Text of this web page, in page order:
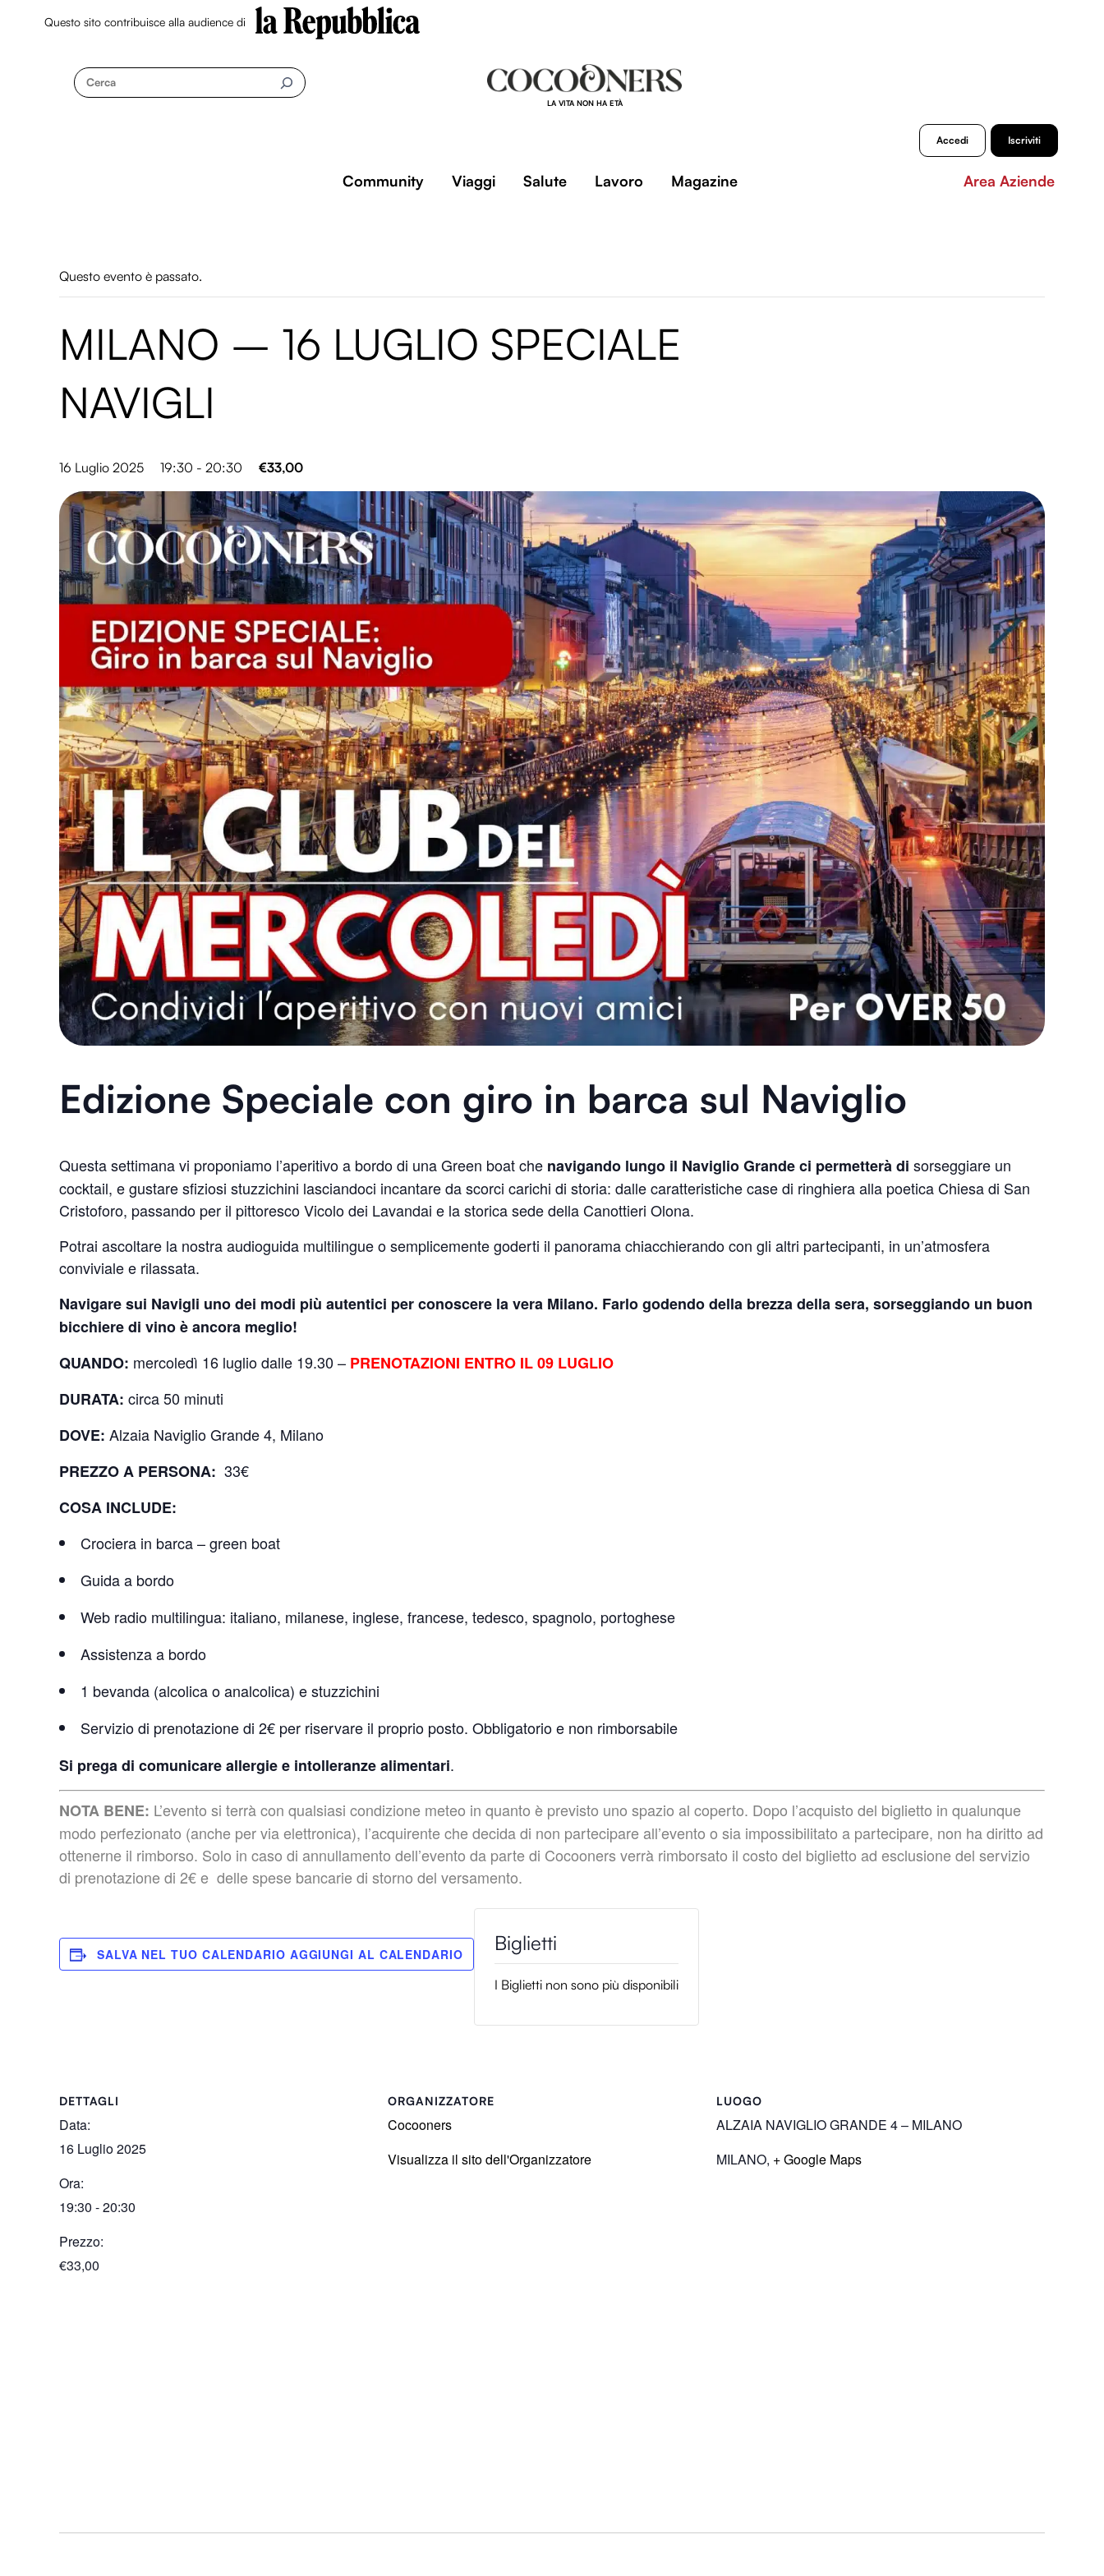
Questo sito contribuisce alla audience di
Cerca
LA VITA NON HA ETÀ
Accedi Iscriviti
Community Viaggi Salute Lavoro Magazine Area Aziende
Questo evento è passato.
MILANO – 16 LUGLIO SPECIALE
NAVIGLI
16 Luglio 2025 19:30 - 20:30 €33,00
Edizione Speciale con giro in barca sul Naviglio
Questa settimana vi proponiamo l’aperitivo a bordo di una Green boat che navigando lungo il Naviglio Grande ci permetterà di sorseggiare un
cocktail, e gustare sfiziosi stuzzichini lasciandoci incantare da scorci carichi di storia: dalle caratteristiche case di ringhiera alla poetica Chiesa di San
Cristoforo, passando per il pittoresco Vicolo dei Lavandai e la storica sede della Canottieri Olona.
Potrai ascoltare la nostra audioguida multilingue o semplicemente goderti il panorama chiacchierando con gli altri partecipanti, in un’atmosfera
conviviale e rilassata.
Navigare sui Navigli uno dei modi più autentici per conoscere la vera Milano. Farlo godendo della brezza della sera, sorseggiando un buon
bicchiere di vino è ancora meglio!
QUANDO: mercoledì 16 luglio dalle 19.30 – PRENOTAZIONI ENTRO IL 09 LUGLIO
DURATA: circa 50 minuti
DOVE: Alzaia Naviglio Grande 4, Milano
PREZZO A PERSONA: 33€
COSA INCLUDE:
Crociera in barca – green boat
Guida a bordo
Web radio multilingua: italiano, milanese, inglese, francese, tedesco, spagnolo, portoghese
Assistenza a bordo
1 bevanda (alcolica o analcolica) e stuzzichini
Servizio di prenotazione di 2€ per riservare il proprio posto. Obbligatorio e non rimborsabile
Si prega di comunicare allergie e intolleranze alimentari.
NOTA BENE: L’evento si terrà con qualsiasi condizione meteo in quanto è previsto uno spazio al coperto. Dopo l’acquisto del biglietto in qualunque
modo perfezionato (anche per via elettronica), l’acquirente che decida di non partecipare all’evento o sia impossibilitato a partecipare, non ha diritto ad
ottenerne il rimborso. Solo in caso di annullamento dell’evento da parte di Cocooners verrà rimborsato il costo del biglietto ad esclusione del servizio
di prenotazione di 2€ e delle spese bancarie di storno del versamento.
SALVA NEL TUO CALENDARIO
DETTAGLI
Data:
16 Luglio 2025
Ora:
19:30 - 20:30
Prezzo:
€33,00
ORGANIZZATORE
Cocooners
Visualizza il sito dell'Organizzatore
LUOGO
ALZAIA NAVIGLIO GRANDE 4 – MILANO
MILANO, + Google Maps
I Biglietti non sono più disponibili